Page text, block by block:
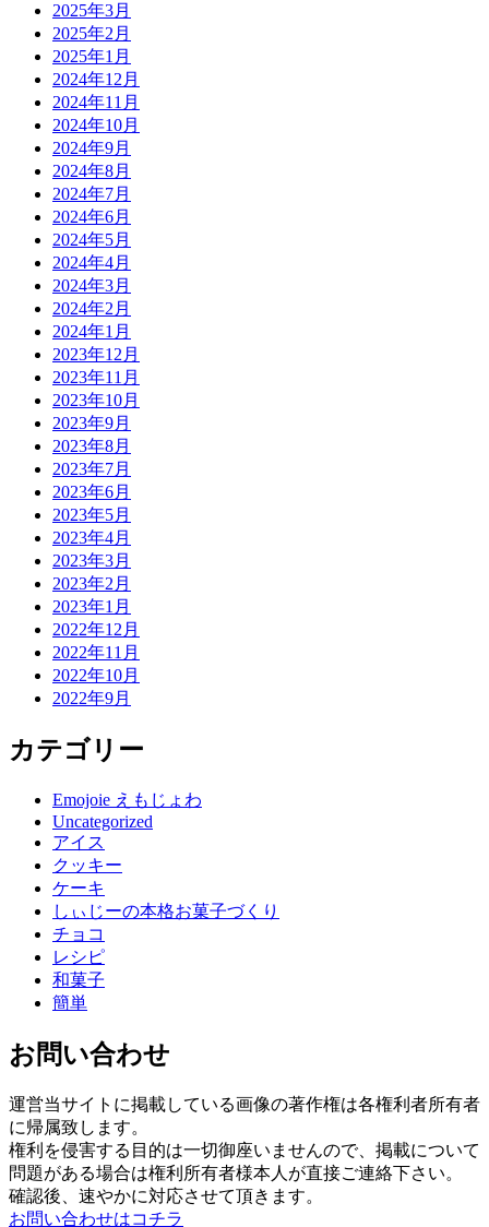
2025年3月
2025年2月
2025年1月
2024年12月
2024年11月
2024年10月
2024年9月
2024年8月
2024年7月
2024年6月
2024年5月
2024年4月
2024年3月
2024年2月
2024年1月
2023年12月
2023年11月
2023年10月
2023年9月
2023年8月
2023年7月
2023年6月
2023年5月
2023年4月
2023年3月
2023年2月
2023年1月
2022年12月
2022年11月
2022年10月
2022年9月
カテゴリー
Emojoie えもじょわ
Uncategorized
アイス
クッキー
ケーキ
しぃじーの本格お菓子づくり
チョコ
レシピ
和菓子
簡単
お問い合わせ
運営当サイトに掲載している画像の著作権は各権利者所有者
に帰属致します。
権利を侵害する目的は一切御座いませんので、掲載について
問題がある場合は権利所有者様本人が直接ご連絡下さい。
確認後、速やかに対応させて頂きます。
お問い合わせはコチラ